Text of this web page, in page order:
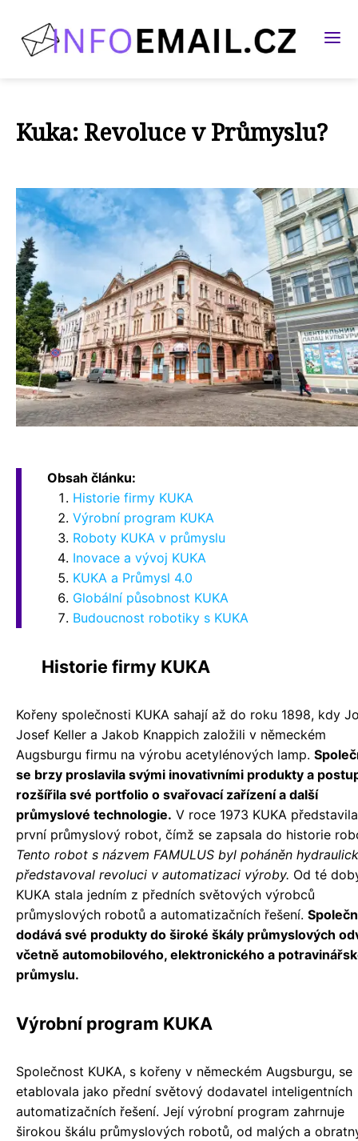
Kuka: Revoluce v Průmyslu?
Obsah článku:
Historie firmy KUKA
Výrobní program KUKA
Roboty KUKA v průmyslu
Inovace a vývoj KUKA
KUKA a Průmysl 4.0
Globální působnost KUKA
Budoucnost robotiky s KUKA
Historie firmy KUKA
Kořeny společnosti KUKA sahají až do roku 1898, kdy
Josef Keller a Jakob Knappich založili v německém
Augsburgu firmu na výrobu acetylénových lamp.
se brzy proslavila svými inovativními produkty a
rozšířila své portfolio o svařovací zařízení a další
průmyslové technologie. V roce 1973 KUKA
první průmyslový robot, čímž se zapsala do historie
Tento robot s názvem FAMULUS byl poháněn
představoval revoluci v automatizaci výroby. Od té
KUKA stala jedním z předních světových výrobců
průmyslových robotů a automatizačních řešení.
dodává své produkty do široké škály průmyslových
včetně automobilového, elektronického a
průmyslu.
Výrobní program KUKA
Společnost KUKA, s kořeny v německém Augsburgu, se
etablovala jako přední světový dodavatel inteligentních
automatizačních řešení. Její výrobní program zahrnuje
širokou škálu průmyslových robotů, od malých a